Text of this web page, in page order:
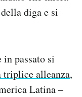
diga e si
in passato si
triplice alleanza,
Latina –